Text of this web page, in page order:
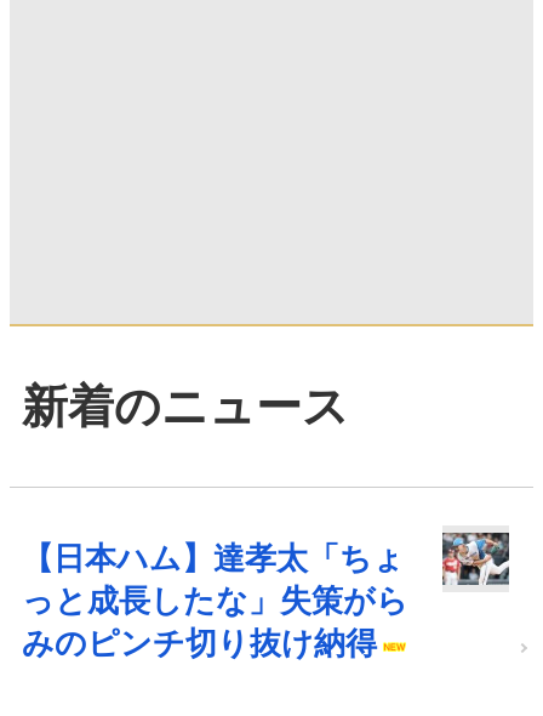
新着のニュース
【日本ハム】達孝太「ちょ
っと成長したな」失策がら
みのピンチ切り抜け納得